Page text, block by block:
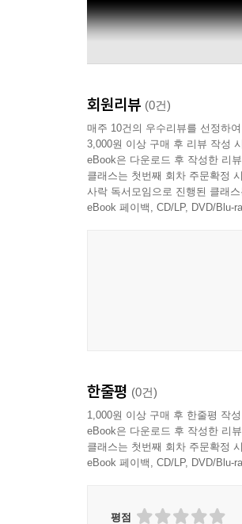
회원리뷰 (0건)
매주 10건의 우수리뷰를 선정하
3,000원 이상 구매 후 리뷰 작성 시
eBook은 다운로드 후 작성한 리
클래스는 첫번째 회차 주문확정
사락 독서모임으로 진행된 클래
eBook 페이백, CD/LP, DVD/Blu-
한줄평 (0건)
1,000원 이상 구매 후 한줄평 작성
eBook은 다운로드 후 작성한 리
클래스는 첫번째 회차 주문확정
eBook 페이백, CD/LP, DVD/Blu-
평점